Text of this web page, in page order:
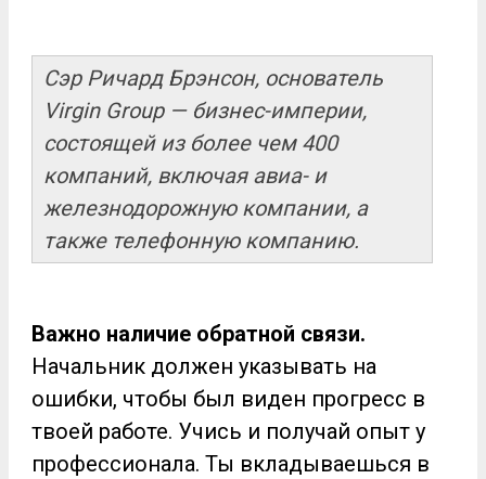
Сэр Ричард Брэнсон, основатель
Virgin Group — бизнес-империи,
состоящей из более чем 400
компаний, включая авиа- и
железнодорожную компании, а
также телефонную компанию.
Важно наличие обратной связи.
Начальник должен указывать на
ошибки, чтобы был виден прогресс в
твоей работе. Учись и получай опыт у
профессионала. Ты вкладываешься в